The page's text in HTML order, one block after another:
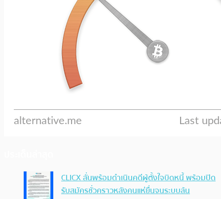
CLICX ลั่นพร้อมดำเนินคดีผู้ตั้งใจบิดหนี้ พร้อมปิด
รับสมัครชั่วคราวหลังคนแห่ยื่นจนระบบล้น